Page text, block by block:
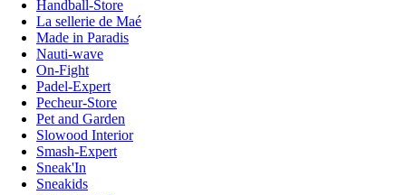
Handball-Store
La sellerie de Maé
Made in Paradis
Nauti-wave
On-Fight
Padel-Expert
Pecheur-Store
Pet and Garden
Slowood Interior
Smash-Expert
Sneak'In
Sneakids